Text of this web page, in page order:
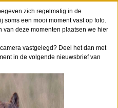
zich regelmatig in de
soms een mooi moment vast op foto.
van deze momenten plaatsen we hier
vastgelegd? Deel het dan met
in de volgende nieuwsbrief van